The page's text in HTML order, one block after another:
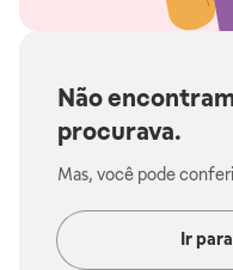
Não
procurava.
Mas, você pode
Ir